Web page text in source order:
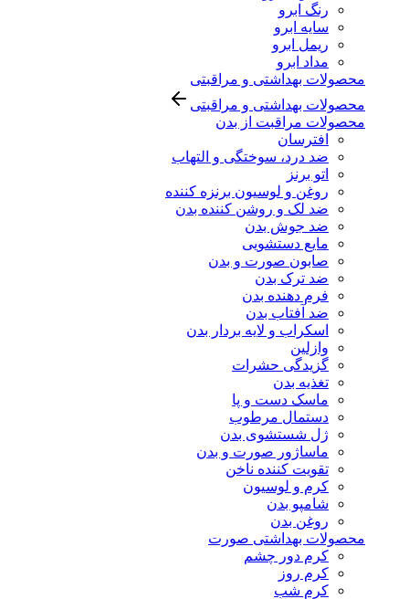
رنگ ابرو
سایه ابرو
ریمل ابرو
مداد ابرو
محصولات بهداشتی و مراقبتی
محصولات بهداشتی و مراقبتی
محصولات مراقبت از بدن
افترسان
ضد درد، سوختگی و التهاب
اتو برنز
روغن و لوسیون برنزه کننده
ضد لک و روشن کننده بدن
ضد جوش بدن
مایع دستشویی
صابون صورت و بدن
ضد ترک بدن
فرم دهنده بدن
ضد آفتاب بدن
اسکراب و لایه بردار بدن
وازلین
گزیدگی حشرات
تغذیه بدن
ماسک دست و پا
دستمال مرطوب
ژل شستشوی بدن
ماساژور صورت و بدن
تقویت کننده ناخن
کرم و لوسیون
شامپو بدن
روغن بدن
محصولات بهداشتی صورت
کرم دور چشم
کرم روز
کرم شب